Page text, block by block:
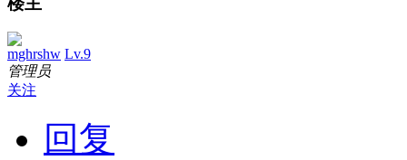
mghrshw Lv.9
管理员
关注
回复